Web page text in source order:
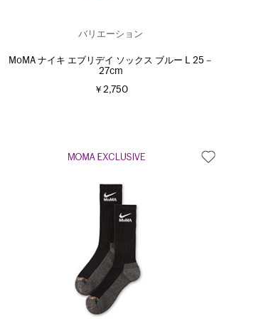
バリエーション
MoMA ナイキ エブリデイ ソックス ブルー L 25－
27cm
￥2,750